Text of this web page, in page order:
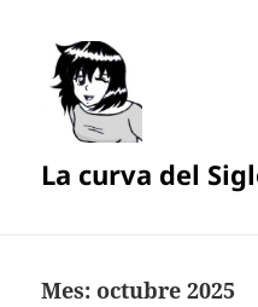
La curva del
Mes:octubre 2025